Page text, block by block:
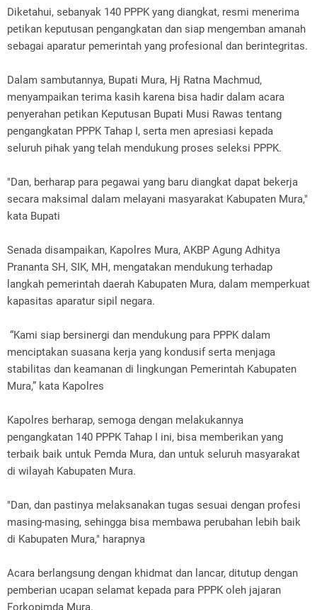
Diketahui, sebanyak 140 PPPK yang diangkat, resmi menerima
petikan keputusan pengangkatan dan siap mengemban amanah
sebagai aparatur pemerintah yang profesional dan berintegritas.
Dalam sambutannya, Bupati Mura, Hj Ratna Machmud,
menyampaikan terima kasih karena bisa hadir dalam acara
penyerahan petikan Keputusan Bupati Musi Rawas tentang
pengangkatan PPPK Tahap I, serta men apresiasi kepada
seluruh pihak yang telah mendukung proses seleksi PPPK.
"Dan, berharap para pegawai yang baru diangkat dapat bekerja
secara maksimal dalam melayani masyarakat Kabupaten Mura,"
kata Bupati
Senada disampaikan, Kapolres Mura, AKBP Agung Adhitya
Prananta SH, SIK, MH, mengatakan mendukung terhadap
langkah pemerintah daerah Kabupaten Mura, dalam memperkuat
kapasitas aparatur sipil negara.
“Kami siap bersinergi dan mendukung para PPPK dalam
menciptakan suasana kerja yang kondusif serta menjaga
stabilitas dan keamanan di lingkungan Pemerintah Kabupaten
Mura,” kata Kapolres
Kapolres berharap, semoga dengan melakukannya
pengangkatan 140 PPPK Tahap I ini, bisa memberikan yang
terbaik baik untuk Pemda Mura, dan untuk seluruh masyarakat
di wilayah Kabupaten Mura.
"Dan, dan pastinya melaksanakan tugas sesuai dengan profesi
masing-masing, sehingga bisa membawa perubahan lebih baik
di Kabupaten Mura," harapnya
Acara berlangsung dengan khidmat dan lancar, ditutup dengan
pemberian ucapan selamat kepada para PPPK oleh jajaran
Forkopimda Mura.